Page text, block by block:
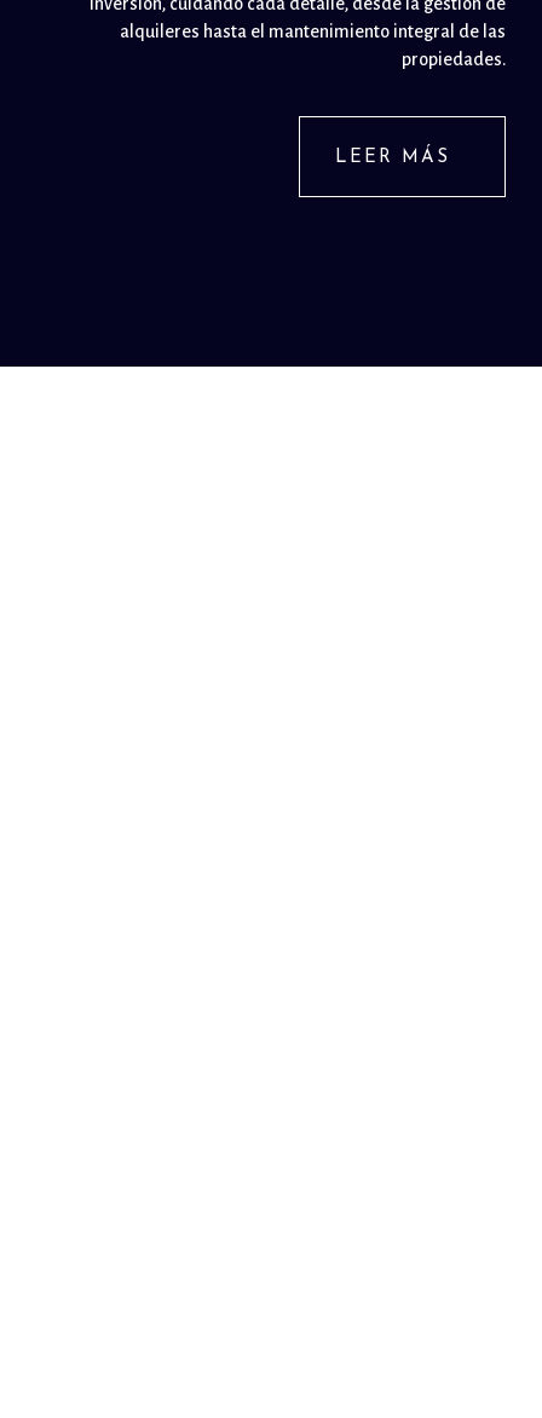
alquileres hasta el mantenimiento integral de las
propiedades.
LEER MÁS